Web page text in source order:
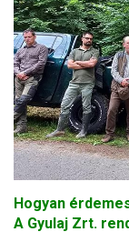
Hogyan
A Gyulaj Zrt.